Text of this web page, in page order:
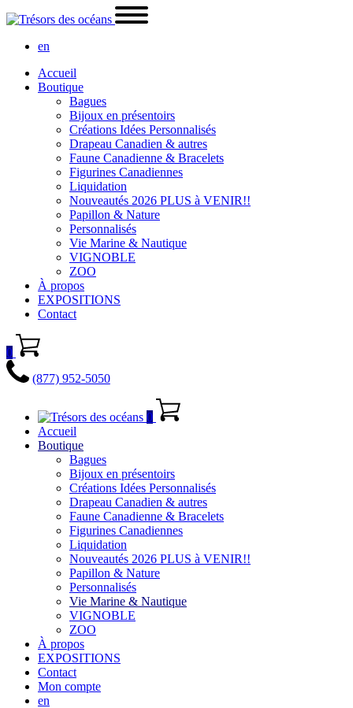
en
Accueil
Boutique
Bagues
Bijoux en présentoirs
Créations Idées Personnalisés
Drapeau Canadien & autres
Faune Canadienne & Bracelets
Figurines Canadiennes
Liquidation
Nouveautés 2026 PLUS à VENIR!!
Papillon & Nature
Personnalisés
Vie Marine & Nautique
VIGNOBLE
ZOO
À propos
EXPOSITIONS
Contact
0
(877) 952-5050
0
Accueil
Boutique
Bagues
Bijoux en présentoirs
Créations Idées Personnalisés
Drapeau Canadien & autres
Faune Canadienne & Bracelets
Figurines Canadiennes
Liquidation
Nouveautés 2026 PLUS à VENIR!!
Papillon & Nature
Personnalisés
Vie Marine & Nautique
VIGNOBLE
ZOO
À propos
EXPOSITIONS
Contact
Mon compte
en